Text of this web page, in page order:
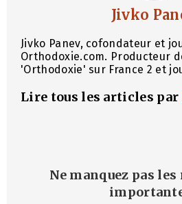
Jivko
Jivko Panev, cofondateur et
Orthodoxie.com. Producteur
'Orthodoxie' sur France 2 et
Lire tous les articles par
Ne manquez pas